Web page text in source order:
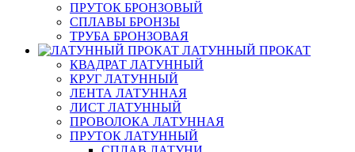
ПРУТОК БРОНЗОВЫЙ
СПЛАВЫ БРОНЗЫ
ТРУБА БРОНЗОВАЯ
ЛАТУННЫЙ ПРОКАТ
КВАДРАТ ЛАТУННЫЙ
КРУГ ЛАТУННЫЙ
ЛЕНТА ЛАТУННАЯ
ЛИСТ ЛАТУННЫЙ
ПРОВОЛОКА ЛАТУННАЯ
ПРУТОК ЛАТУННЫЙ